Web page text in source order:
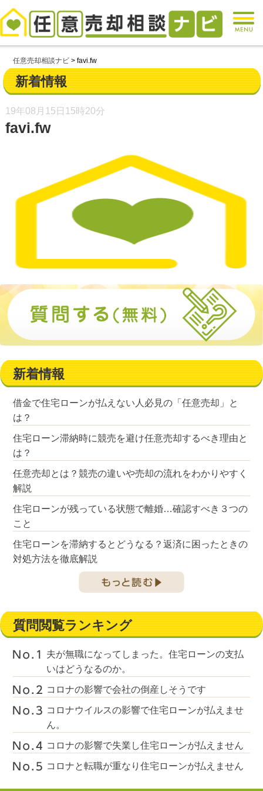
任意売却相談ナビ >favi.fw
新着情報
19年08月15日 15時20分
favi.fw
新着情報
借金で住宅ローンが払えない人必見の「任意売却」と
は？
住宅ローン滞納時に競売を避け任意売却するべき理由と
は？
任意売却とは？競売の違いや売却の流れをわかりやすく
解説
住宅ローンが残っている状態で離婚…確認すべき３つの
こと
住宅ローンを滞納するとどうなる？返済に困ったときの
対処方法を徹底解説
質問閲覧ランキング
夫が無職になってしまった。住宅ローンの支払
いはどうなるのか。
コロナの影響で会社の倒産しそうです
コロナウイルスの影響で住宅ローンが払えませ
ん。
コロナの影響で失業し住宅ローンが払えません
コロナと転職が重なり住宅ローンが払えません